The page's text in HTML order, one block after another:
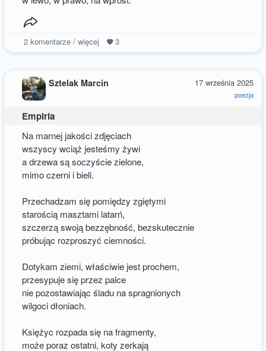
2komentarze / więcej 3
17 września 2025
poezja
Sztelak Marcin
Empiria
Na marnej jakości zdjęciach
wszyscy wciąż jesteśmy żywi
a drzewa są soczyście zielone,
mimo czerni i bieli.
Przechadzam się pomiędzy zgiętymi
starością masztami latarń,
szczerzą swoją bezzębność, bezskutecznie
próbując rozproszyć ciemności.
Dotykam ziemi, właściwie jest prochem,
przesypuje się przez palce
nie pozostawiając śladu na spragnionych
wilgoci dłoniach.
Księżyc rozpada się na fragmenty,
może poraz ostatni, koty zerkają